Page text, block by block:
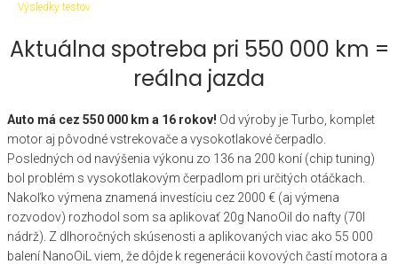
Výsledky testov
Aktuálna spotreba pri 550 000 km =
reálna jazda
Auto má cez 550 000 km a 16 rokov! Od výroby je Turbo, komplet
motor aj pôvodné vstrekovače a vysokotlakové čerpadlo.
Posledných od navýšenia výkonu zo 136 na 200 koní (chip tuning)
bol problém s vysokotlakovým čerpadlom pri určitých otáčkach.
Nakoľko výmena znamená investíciu cez 2000 € (aj výmena
rozvodov) rozhodol som sa aplikovať 20g NanoOil do nafty (70l
nádrž). Z dlhoročných skúsenosti a aplikovaných viac ako 55 000
balení NanoOiL viem, že dôjde k regenerácii kovových častí motora a